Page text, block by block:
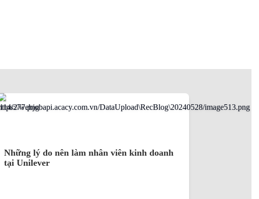
Những lý do nên làm nhân viên kinh doanh
tại Unilever